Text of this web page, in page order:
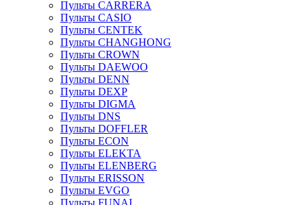
Пульты CARRERA
Пульты CASIO
Пульты CENTEK
Пульты CHANGHONG
Пульты CROWN
Пульты DAEWOO
Пульты DENN
Пульты DEXP
Пульты DIGMA
Пульты DNS
Пульты DOFFLER
Пульты ECON
Пульты ELEKTA
Пульты ELENBERG
Пульты ERISSON
Пульты EVGO
Пульты FUNAI